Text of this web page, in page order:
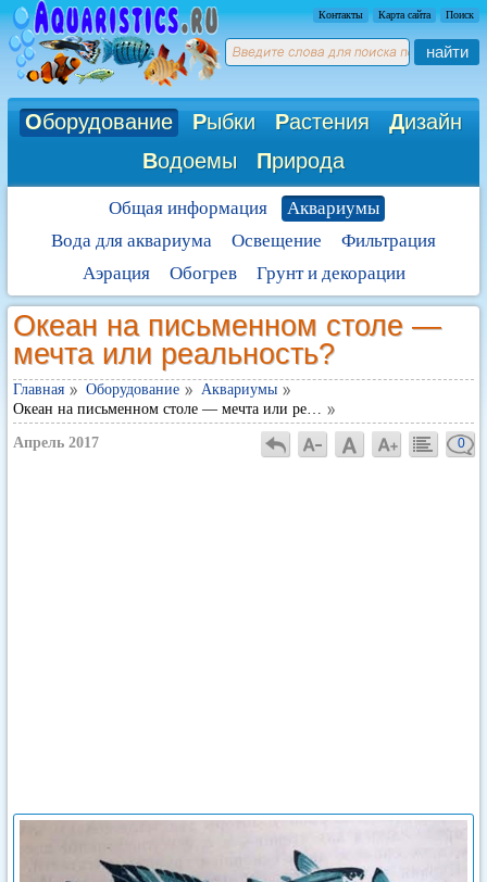
Контакты Карта сайта Поиск
найти
Оборудование Рыбки Растения Дизайн
Водоемы Природа
Общая информация
Аквариумы
Вода для аквариума
Освещение
Фильтрация
Аэрация
Обогрев Грунт и декорации
Океан на письменном столе —
мечта или реальность?
Главная Оборудование
Аквариумы
Океан на письменном столе — мечта или ре…
Апрель 2017 0